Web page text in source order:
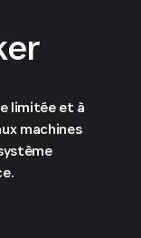
limitée et à
machines